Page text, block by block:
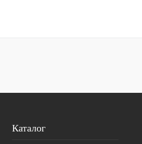
Купить в 1 клик Сравнение
Каталог